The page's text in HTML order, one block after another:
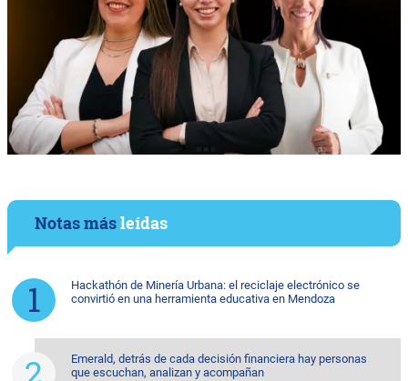
Notas másleídas
Hackathón de Minería Urbana: el reciclaje electrónico se
convirtió en una herramienta educativa en Mendoza
Emerald, detrás de cada decisión financiera hay personas
que escuchan, analizan y acompañan